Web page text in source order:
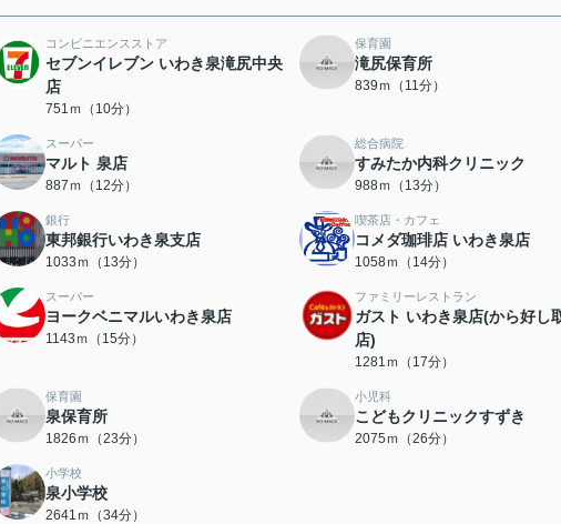
コンビニエンスストア
セブンイレブン いわき泉滝尻中央
店
751ｍ（10分）
保育園
滝尻保育所
839ｍ（11分）
スーパー
マルト 泉店
887ｍ（12分）
総合病院
すみたか内科クリニック
988ｍ（13分）
銀行
東邦銀行いわき泉支店
1033ｍ（13分）
喫茶店・カフェ
コメダ珈琲店 いわき泉店
1058ｍ（14分）
スーパー
ヨークベニマルいわき泉店
1143ｍ（15分）
ファミリーレストラン
ガスト いわき泉店(から好し
店)
1281ｍ（17分）
保育園
泉保育所
1826ｍ（23分）
小児科
こどもクリニックすずき
2075ｍ（26分）
小学校
泉小学校
2641ｍ（34分）